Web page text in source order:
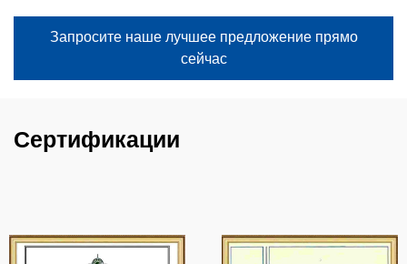
Запросите наше лучшее предложение прямо
сейчас
Сертификации